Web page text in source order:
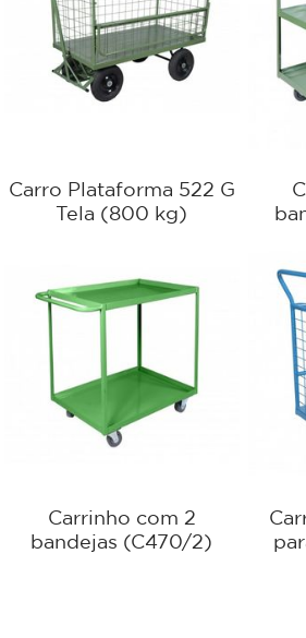
Carro Plataforma 522 G
Tela (800 kg)
Carrinho com 2
bandejas (C470/2)